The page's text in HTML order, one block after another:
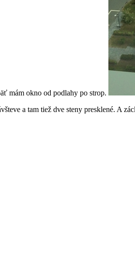
mám okno od podlahy po strop.
a tam tiež dve steny presklené. A